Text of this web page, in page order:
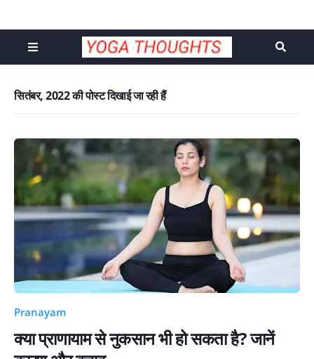
सितंबर, 2022 की पोस्ट दिखाई जा रही हैं
Pranayam
क्या प्राणायाम से नुकसान भी हो सकता है? जानें